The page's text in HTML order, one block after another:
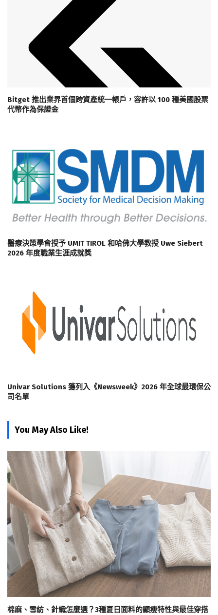
Bitget 推出業界首個跨資產統一帳戶，容許以 100 種美國股票
代幣作為保證金
醫療決策學會授予 UMIT TIROL 和哈佛大學教授 Uwe Siebert
2026 年度職業生涯成就獎
Univar Solutions 獲列入《Newsweek》2026 年全球最環保公
司名單
You May Also Like!
棉麻、雪紡、針織怎麼選？3種夏日面料的顯瘦特性與最佳穿搭